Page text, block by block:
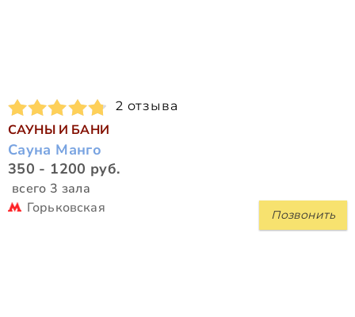
2 отзыва
САУНЫ И БАНИ
Сауна Манго
350 - 1200 руб.
всего 3 зала
Позвонить
Горьковская